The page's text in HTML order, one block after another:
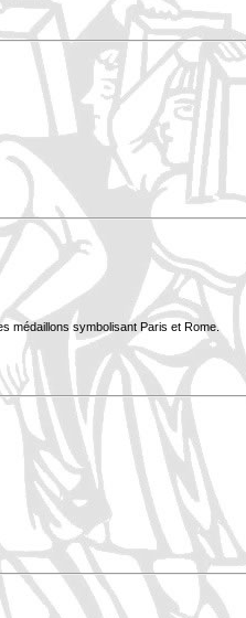
médaillons symbolisant Paris et Rome.